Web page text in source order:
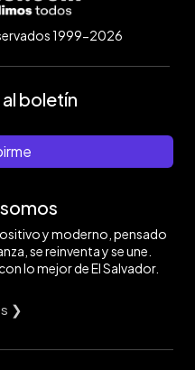
1999-2026
boletín
y moderno, pensado
se reinventa y se une.
lo mejor de El Salvador.
❯